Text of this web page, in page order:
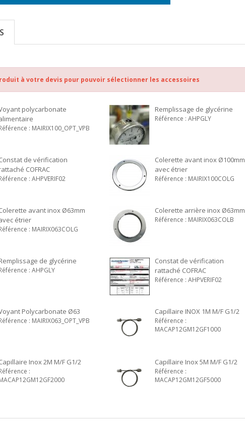
à votre devis pour pouvoir sélectionner les accessoires
polycarbonate
: MAIRIX100_OPT_VPB
Remplissage de glycérine
Référence : AHPGLY
de vérification
COFRAC
: AHPVERIF02
Colerette avant inox Ø100mm
avec étrier
Référence : MAIRIX100COLG
avant inox Ø63mm
étrier
: MAIRIX063COLG
Colerette arrière inox Ø63mm
Référence : MAIRIX063COLB
de glycérine
: AHPGLY
Constat de vérification
rattaché COFRAC
Référence : AHPVERIF02
Polycarbonate Ø63
: MAIRIX063_OPT_VPB
Capillaire INOX 1M M/F G1/2
Référence :
MACAP12GM12GF1000
Inox 2M M/F G1/2
:
Capillaire Inox 5M M/F G1/2
Référence :
MACAP12GM12GF5000